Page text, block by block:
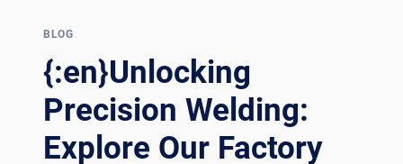
Ộ Đ
HIỂN H
À H
WELDING
ROTATORS
IN
ACTION{:}
{:ES}EXPLORANDO
BLOG
{:en}Unlocking
Precision Welding:
Explore Our Factory